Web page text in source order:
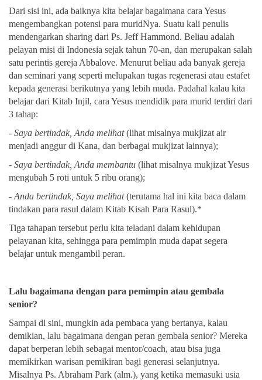
Dari sisi ini, ada baiknya kita belajar bagaimana cara Yesus
mengembangkan potensi para muridNya. Suatu kali penulis
mendengarkan sharing dari Ps. Jeff Hammond. Beliau adalah
pelayan misi di Indonesia sejak tahun 70-an, dan merupakan salah
satu perintis gereja Abbalove. Menurut beliau ada banyak gereja
dan seminari yang seperti melupakan tugas regenerasi atau estafet
kepada generasi berikutnya yang lebih muda. Padahal kalau kita
belajar dari Kitab Injil, cara Yesus mendidik para murid terdiri dari
3 tahap:
- Saya bertindak, Anda melihat(lihat misalnya mukjizat air
menjadi anggur di Kana, dan berbagai mukjizat lainnya);
- Saya bertindak, Anda membantu (lihat misalnya mukjizat Yesus
mengubah 5 roti untuk 5 ribu orang);
- Anda bertindak, Saya melihat(terutama hal ini kita baca dalam
tindakan para rasul dalam Kitab Kisah Para Rasul).*
Tiga tahapan tersebut perlu kita teladani dalam kehidupan
pelayanan kita, sehingga para pemimpin muda dapat segera
belajar untuk mengambil peran.
Lalu bagaimana dengan para pemimpin atau gembala
senior?
Sampai di sini, mungkin ada pembaca yang bertanya, kalau
demikian, lalu bagaimana dengan peran gembala senior? Mereka
dapat berperan lebih sebagai mentor/coach, atau bisa juga
memikirkan warisan pemikiran bagi generasi selanjutnya.
Misalnya Ps. Abraham Park (alm.), yang ketika memasuki usia